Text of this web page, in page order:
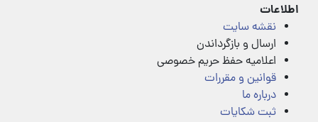
اطلاعات
نقشه سایت
ارسال و بازگرداندن
اعلامیه حفظ حریم خصوصی
قوانین و مقررات
درباره ما
ثبت شکایات